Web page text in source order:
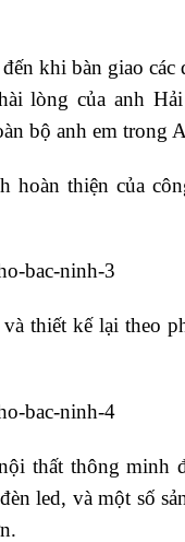
khi bàn giao
lòng của anh
bộ anh em trong
hoàn thiện của
thiết kế lại theo
thất thông minh
led, và một số